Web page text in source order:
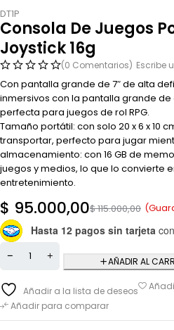
DT1P
Consola De Juegos
Joystick 16g
(0 Comentarios) Escribe
Con pantalla grande de 7″ de alta
inmersivos con la pantalla grande de
perfecta para juegos de rol RPG.
Tamaño portátil: con solo 20 x 6 x 10
transportar, perfecto para jugar
almacenamiento: con 16 GB de
juegos y medios, lo que lo convierte
entretenimiento.
$115.000,00
$ 95.000,00
Hasta 12 pagos sin tarjeta
AÑADIR AL
Añadir a la lista de deseos
Añadir para comparar